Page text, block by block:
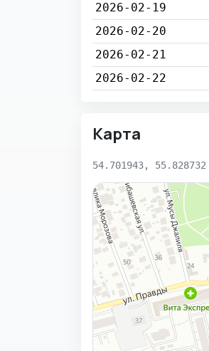
2026-02-19
2026-02-20
2026-02-21
2026-02-22
Карта
54.701943, 55.828732